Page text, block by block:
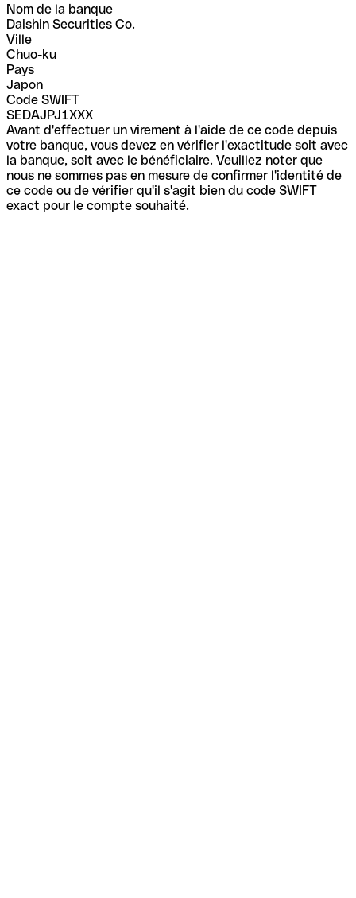
Nom de la banque
Daishin Securities Co.
Ville
Chuo-ku
Pays
Japon
Code SWIFT
SEDAJPJ1XXX
Avant d'effectuer un virement à l'aide de ce code depuis
votre banque, vous devez en vérifier l'exactitude soit avec
la banque, soit avec le bénéficiaire. Veuillez noter que
nous ne sommes pas en mesure de confirmer l'identité de
ce code ou de vérifier qu'il s'agit bien du code SWIFT
exact pour le compte souhaité.